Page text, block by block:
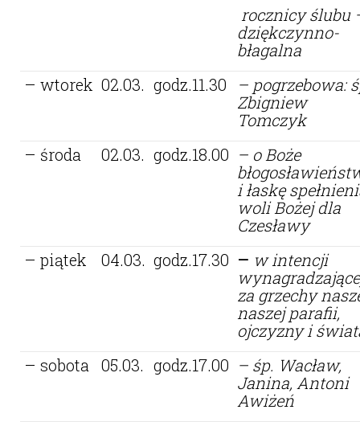
rocznicy ślubu
dziękczynno-
błagalna
– wtorek 02.03. godz.11.30
– pogrzebowa:
Zbigniew
Tomczyk
– środa
02.03. godz.18.00 – o Boże
i łaskę
woli Bożej dla
Czesławy
– piątek
04.03. godz.17.30 – w intencji
za grzechy
naszej parafii,
ojczyzny i
– sobota
05.03. godz.17.00 – śp. Wacław,
Janina, Antoni
Awiżeń